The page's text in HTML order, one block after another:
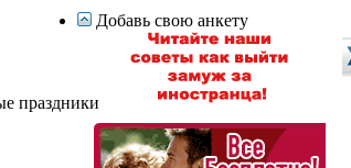
праздники
Добавь свою анкету